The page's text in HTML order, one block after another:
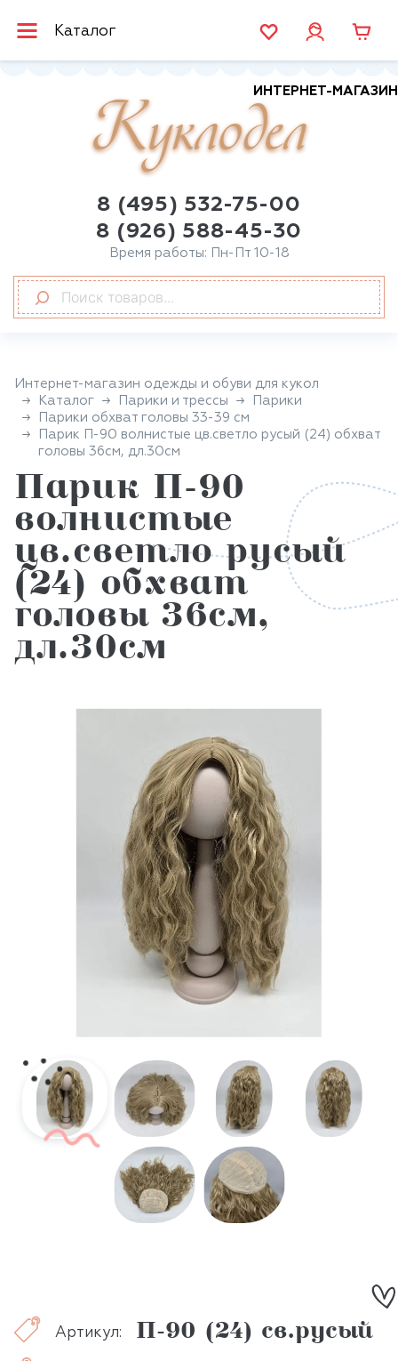
Каталог
ИНТЕРНЕТ-МАГАЗИН
Куклодел
8 (495) 532-75-00
8 (926) 588-45-30
Время работы: Пн-Пт 10-18
Интернет-магазин одежды и обуви для кукол
Каталог
Парики и трессы
Парики
Парики обхват головы 33-39 см
Парик П-90 волнистые цв.светло русый (24) обхват
головы 36см, дл.30см
Парик П-90
волнистые
цв.светло русый
(24) обхват
головы 36см,
дл.30см
Артикул: П-90 (24) св.русый